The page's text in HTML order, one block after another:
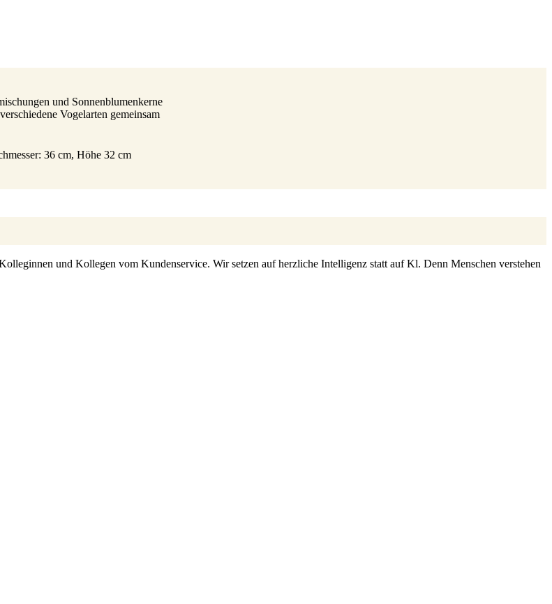
und Sonnenblumenkerne
Vogelarten gemeinsam
36 cm, Höhe 32 cm
und Kollegen vom Kundenservice. Wir setzen auf herzliche Intelligenz statt auf Kl. Denn Menschen verstehen